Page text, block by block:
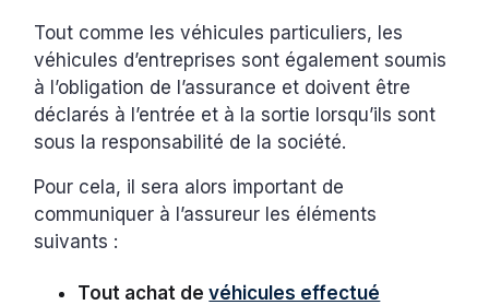
Tout comme les véhicules particuliers, les
véhicules d’entreprises sont également soumis
à l’obligation de l’assurance et doivent être
déclarés à l’entrée et à la sortie lorsqu’ils sont
sous la responsabilité de la société.
Pour cela, il sera alors important de
communiquer à l’assureur les éléments
suivants :
Tout achat devéhicules effectué